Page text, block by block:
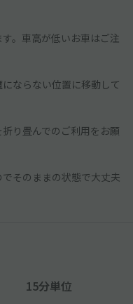
。車高が低いお車はご注
ならない位置に移動して
り畳んでのご利用をお願
そのままの状態で大丈夫
15分単位